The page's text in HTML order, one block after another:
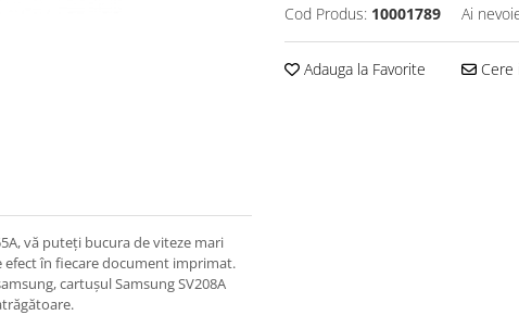
Cod Produs: 10001789 Ai
Adauga la Favorite Cere
vă puteți bucura de viteze mari
în fiecare document imprimat.
cartușul Samsung SV208A